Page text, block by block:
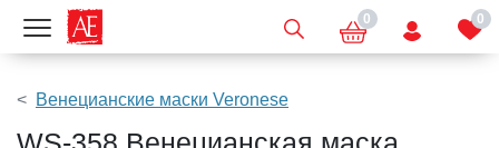
Показать меню 0 0
Венецианские маски Veronese